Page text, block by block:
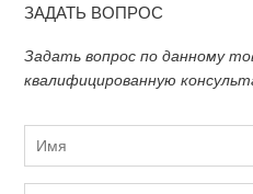
ЗАДАТЬ ВОПРОС
Задать вопрос по данному
квалифицированную